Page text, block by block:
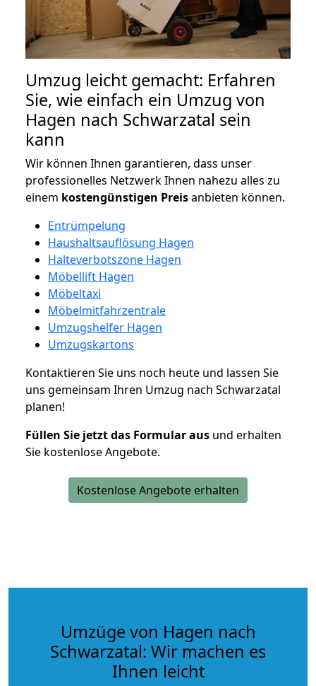
Umzug leicht gemacht: Erfahren
Sie, wie einfach ein Umzug von
Hagen nach Schwarzatal sein
kann
Wir können Ihnen garantieren, dass unser
professionelles Netzwerk Ihnen nahezu alles zu
einem kostengünstigen Preisanbieten können.
Entrümpelung
Haushaltsauflösung Hagen
Halteverbotszone Hagen
Möbellift Hagen
Möbeltaxi
Möbelmitfahrzentrale
Umzugshelfer Hagen
Umzugskartons
Kontaktieren Sie uns noch heute und lassen Sie
uns gemeinsam Ihren Umzug nach Schwarzatal
planen!
Füllen Sie jetzt das Formular aus und erhalten
Sie kostenlose Angebote.
Kostenlose Angebote erhalten
Umzüge von Hagen nach
Schwarzatal: Wir machen es
Ihnen leicht